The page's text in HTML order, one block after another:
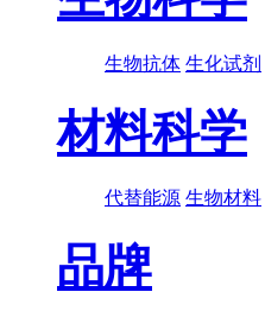
生物抗体 生化试剂
材料科学
代替能源 生物材料
品牌